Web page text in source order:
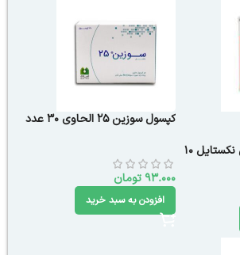
ویال نورواستایل پلاس نکستایل 10
کپسول سوزین 25 الحاوی 30 عدد
93.000 تومان
افزودن به سبد خرید